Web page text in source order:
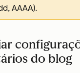
AAAA).
do blog